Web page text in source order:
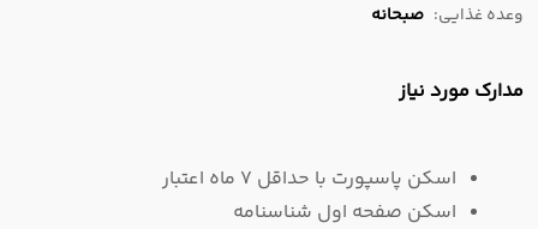
وعده غذایی: صبحانه
مدارک مورد نیاز
اسکن پاسپورت با حداقل 7 ماه اعتبار
اسکن صفحه اول شناسنامه